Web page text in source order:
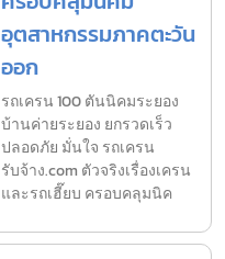
อุตสาหกรรมภาคตะวัน
ออก
รถเครน 100 ตันนิคมระยอง
บ้านค่ายระยอง ยกรวดเร็ว
ปลอดภัย มั่นใจ รถเครน
รับจ้าง.com ตัวจริงเรื่องเครน
และรถเฮี๊ยบ ครอบคลุมนิค